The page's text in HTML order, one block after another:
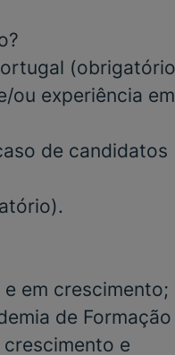
ou experiência
de candidatos
.
em crescimento;
de Formação
e